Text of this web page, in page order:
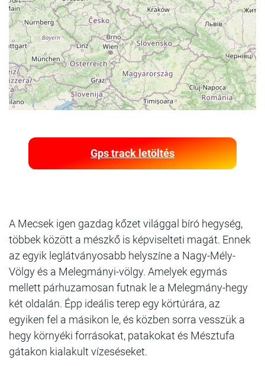
Gps track letöltés
A Mecsek igen gazdag kőzet világgal bíró hegység,
többek között a mészkő is képviselteti magát. Ennek
az egyik leglátványosabb helyszíne a Nagy-Mély-
Völgy és a Melegmányi-völgy. Amelyek egymás
mellett párhuzamosan futnak le a Melegmány-hegy
két oldalán. Épp ideális terep egy körtúrára, az
egyiken fel a másikon le, és közben sorra vesszük a
hegy környéki forrásokat, patakokat és Mésztufa
gátakon kialakult vízeséseket.